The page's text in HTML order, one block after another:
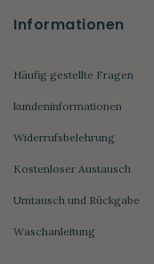
Informationen
Häufig gestellte Fragen
kundeninformationen
Widerrufsbelehrung
Kostenloser Austausch
Umtausch und Rückgabe
Waschanleitung